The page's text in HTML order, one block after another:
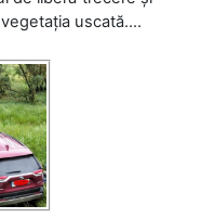
uscată....